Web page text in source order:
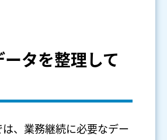
タを整理して
、業務継続に必要なデー